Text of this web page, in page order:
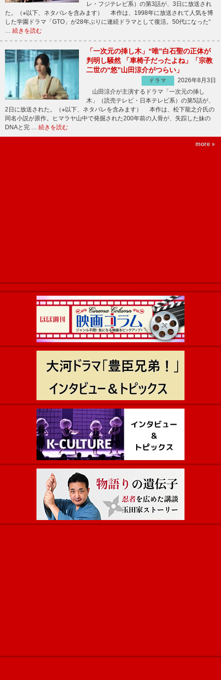
レ・フジテレビ系）の第3話が、3日に放送され
た。（※以下、ネタバレを含みます） 本作は、1998年に放送されて人気を博
した学園ドラマ「GTO」が28年ぶりに連続ドラマとして復活。50代になった“
… 続きを読む
「一次元の挿し木」“唯”白石聖の正体が
判明し騒然 「車椅子だったよね」「宗教
二世の“悠”山田涼介がつらい」
ドラマ
2026年8月3日
山田涼介が主演するドラマ「一次元の挿し
木」（読売テレビ・日本テレビ系）の第5話が、
2日に放送された。（※以下、ネタバレを含みます） 本作は、松下龍之介氏の
同名小説が原作。ヒマラヤ山中で発掘された200年前の人骨が、失踪した妹の
DNAと完 … 続きを読む
more »